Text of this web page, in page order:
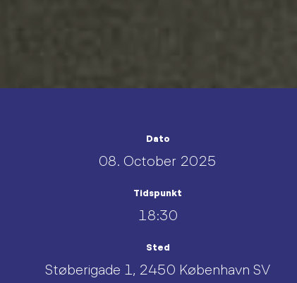
Dato
08. October 2025
Tidspunkt
18:30
Sted
Støberigade 1, 2450 København SV